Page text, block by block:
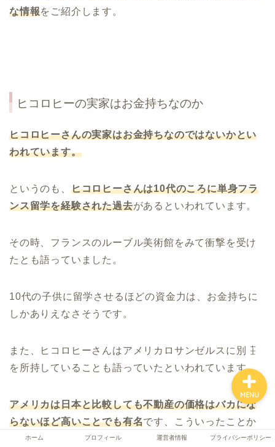
な情報をご紹介します。
ヒコロヒーの実家はお金持ちなのか
ヒコロヒーさんの実家はお金持ちなのではないかとい
われています。
というのも、 ヒコロヒーさんは10代のころに単身フラ
ンス留学を経験された過去があるといわれています。
その時、フランスのルーブル美術館をみて衝撃を受け
たとも語っていました。
10代の子供に留学させるほどの資金力は、お金持ちに
しかありえなさそうです。
また、ヒコロヒーさんはアメリカロサンゼルスに別荘
を所持していることも語っていたといわれています。
アメリカは日本と比較しても不動産の価格はバカにな
らないほど高いことでも有名です、こういったことか
ヒコロヒーさんはかなりお金持ちの両親からかなり
ホーム プロフィール 運営者情報 プライバシーポリシー
MENU
運営者情報